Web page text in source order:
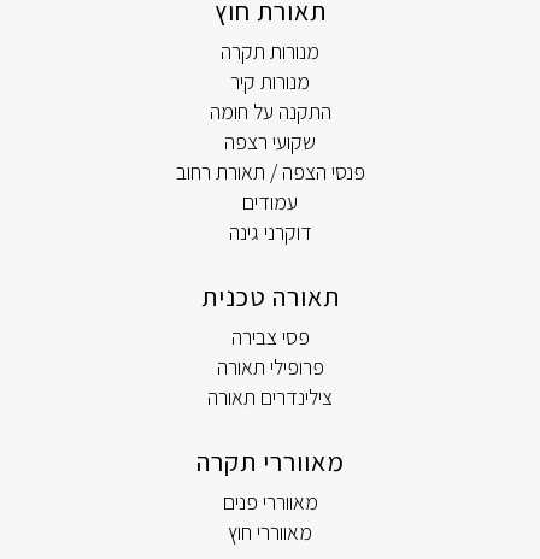
תאורת חוץ
מנורות תקרה
מנורות קיר
התקנה על חומה
שקועי רצפה
פנסי הצפה / תאורת רחוב
עמודים
דוקרני גינה
תאורה טכנית
פסי צבירה
פרופילי תאורה
צילינדרים תאורה
מאווררי תקרה
מאווררי פנים
מאווררי חוץ